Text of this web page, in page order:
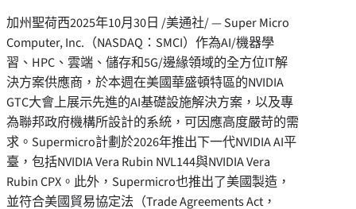
加州聖荷西2025年10月30日 /美通社/ — Super Micro
Computer, Inc.（NASDAQ：SMCI）作為AI/機器學
習、HPC、雲端、儲存和5G/邊緣領域的全方位IT解
決方案供應商，於本週在美國華盛頓特區的NVIDIA
GTC大會上展示先進的AI基礎設施解決方案，以及專
為聯邦政府機構所設計的系統，可因應高度嚴苛的需
求。Supermicro計劃於2026年推出下一代NVIDIA AI平
臺，包括NVIDIA Vera Rubin NVL144與NVIDIA Vera
Rubin CPX。此外，Supermicro也推出了美國製造，
並符合美國貿易協定法（Trade Agreements Act，